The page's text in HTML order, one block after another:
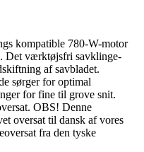
kompatible 780-W-motor
Det værktøjsfri savklinge-
af savbladet.
sørger for optimal
for fine til grove snit.
OBS! Denne
oversat til dansk af vores
fra den tyske